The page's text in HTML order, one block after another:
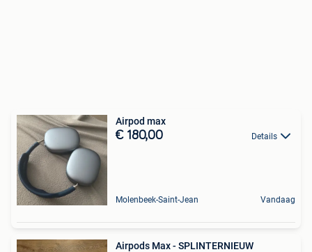
Airpod max
€ 180,00 Details
Molenbeek-Saint-Jean Vandaag
Airpods Max - SPLINTERNIEUW